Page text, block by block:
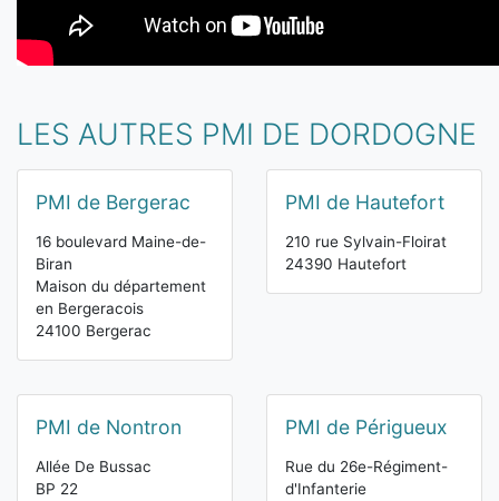
LES AUTRES PMI DE DORDOGNE
PMI de Bergerac
16 boulevard Maine-de-
Biran
Maison du département
en Bergeracois
24100 Bergerac
PMI de Hautefort
210 rue Sylvain-Floirat
24390 Hautefort
PMI de Nontron
Allée De Bussac
BP 22
PMI de Périgueux
Rue du 26e-Régiment-
d'Infanterie